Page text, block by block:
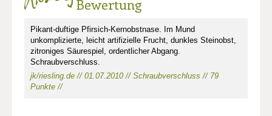
Bewertung
Pikant-duftige Pfirsich-Kernobstnase. Im Mund
unkomplizierte, leicht artifizielle Frucht, dunkles Steinobst,
zitroniges Säurespiel, ordentlicher Abgang.
Schraubverschluss.
jk/riesling.de // 01.07.2010 // Schraubverschluss // 79
Punkte //